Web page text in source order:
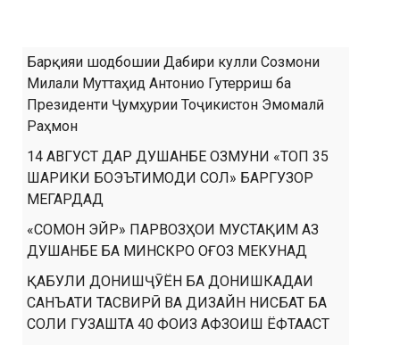
Барқияи шодбошии Дабири кулли Созмони
Милали Муттаҳид Антонио Гутерриш ба
Президенти Ҷумҳурии Тоҷикистон Эмомалӣ
Раҳмон
14 АВГУСТ ДАР ДУШАНБЕ ОЗМУНИ «ТОП 35
ШАРИКИ БОЭЪТИМОДИ СОЛ» БАРГУЗОР
МЕГАРДАД
«СОМОН ЭЙР» ПАРВОЗҲОИ МУСТАҚИМ АЗ
ДУШАНБЕ БА МИНСКРО ОҒОЗ МЕКУНАД
ҚАБУЛИ ДОНИШҶӮЁН БА ДОНИШКАДАИ
САНЪАТИ ТАСВИРӢ ВА ДИЗАЙН НИСБАТ БА
СОЛИ ГУЗАШТА 40 ФОИЗ АФЗОИШ ЁФТААСТ